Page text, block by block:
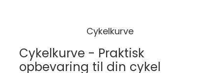
Passer til både moderne og klassiske cykler.
Let konstruktion på kun 950 g
Gør den nem at håndtere både på og af cyklen.
Cykelkurve
Cykelkurve - Praktisk
opbevaring til din cykel